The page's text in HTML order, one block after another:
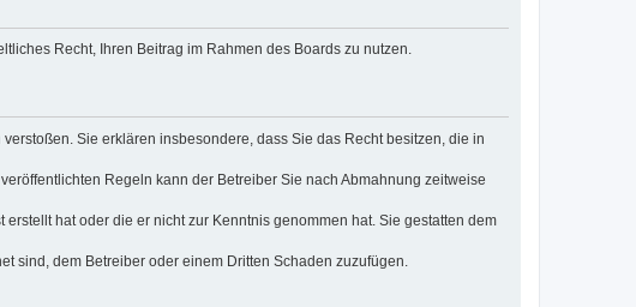
Recht, Ihren Beitrag im Rahmen des Boards zu nutzen.
Sie erklären insbesondere, dass Sie das Recht besitzen, die in
Regeln kann der Betreiber Sie nach Abmahnung zeitweise
hat oder die er nicht zur Kenntnis genommen hat. Sie gestatten dem
sind, dem Betreiber oder einem Dritten Schaden zuzufügen.